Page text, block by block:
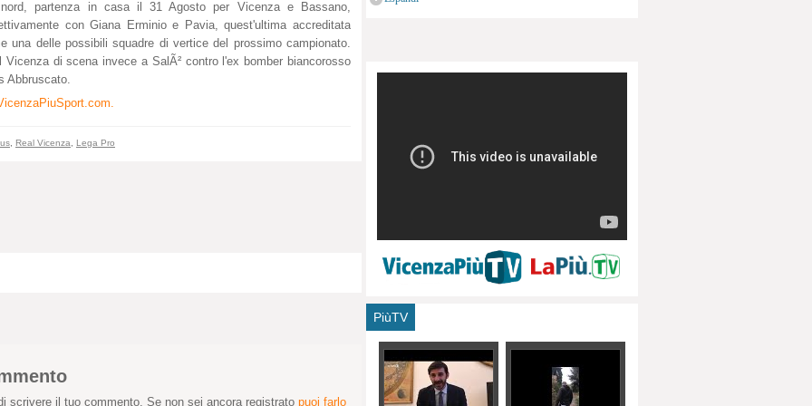
partenza in casa il 31 Agosto per Vicenza e Bassano,
con Giana Erminio e Pavia, quest'ultima accreditata
una delle possibili squadre di vertice del prossimo campionato.
Vicenza di scena invece a SalÃ² contro l'ex bomber biancorosso
Abbruscato.
Real Vicenza Lega Pro
scrivere il tuo commento. Se non sei ancora registrato puoi farlo
PiùTV